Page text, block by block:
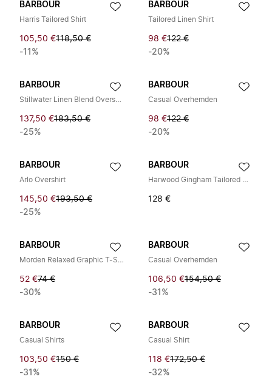
BARBOUR
Harris Tailored Shirt
105,50 €118,50 €
-11%
BARBOUR
Tailored Linen Shirt
98 €122 €
-20%
BARBOUR
Stillwater Linen Blend Overshirt
137,50 €183,50 €
-25%
BARBOUR
Casual Overhemden
98 €122 €
-20%
BARBOUR
Arlo Overshirt
145,50 €193,50 €
-25%
BARBOUR
Harwood Gingham Tailored Shirt
128 €
BARBOUR
Morden Relaxed Graphic T-Shirt
52 €74 €
-30%
BARBOUR
Casual Overhemden
106,50 €154,50 €
-31%
BARBOUR
Casual Shirts
103,50 €150 €
-31%
BARBOUR
Casual Shirt
118 €172,50 €
-32%